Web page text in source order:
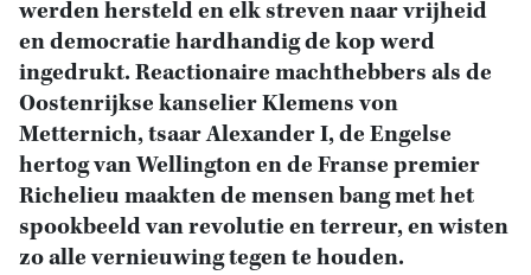
werden hersteld en elk streven naar vrijheid
en democratie hardhandig de kop werd
ingedrukt. Reactionaire machthebbers als de
Oostenrijkse kanselier Klemens von
Metternich, tsaar Alexander I, de Engelse
hertog van Wellington en de Franse premier
Richelieu maakten de mensen bang met het
spookbeeld van revolutie en terreur, en wisten
zo alle vernieuwing tegen te houden.